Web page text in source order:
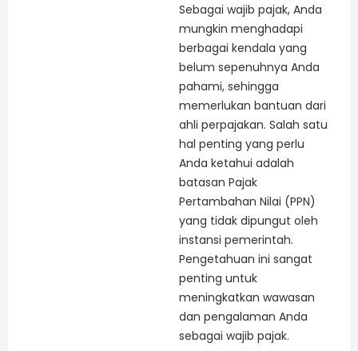
Sebagai wajib pajak, Anda
mungkin menghadapi
berbagai kendala yang
belum sepenuhnya Anda
pahami, sehingga
memerlukan bantuan dari
ahli perpajakan. Salah satu
hal penting yang perlu
Anda ketahui adalah
batasan Pajak
Pertambahan Nilai (PPN)
yang tidak dipungut oleh
instansi pemerintah.
Pengetahuan ini sangat
penting untuk
meningkatkan wawasan
dan pengalaman Anda
sebagai wajib pajak.